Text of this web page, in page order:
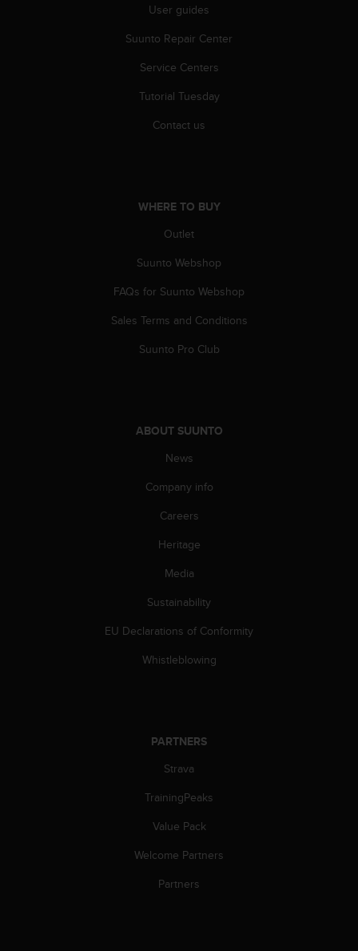
User guides
Suunto Repair Center
Service Centers
Tutorial Tuesday
Contact us
WHERE TO BUY
Outlet
Suunto Webshop
FAQs for Suunto Webshop
Sales Terms and Conditions
Suunto Pro Club
ABOUT SUUNTO
News
Company info
Careers
Heritage
Media
Sustainability
EU Declarations of Conformity
Whistleblowing
PARTNERS
Strava
TrainingPeaks
Value Pack
Welcome Partners
Partners